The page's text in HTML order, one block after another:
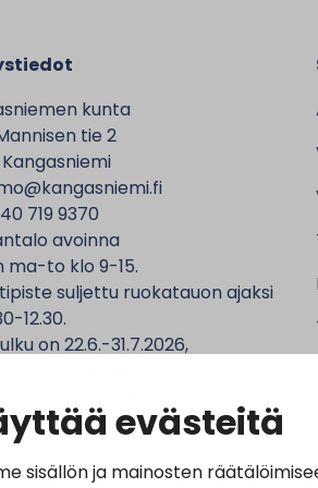
evästeitä
sisällön ja mainosten
kunta
tie 2
Kangasniemi
719 9370
avoinna
ma-to klo 9-15.
suljettu ruokatauon ajaksi
12.30.
on 22.6.-31.7.2026,